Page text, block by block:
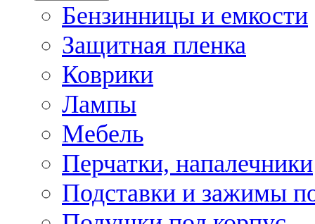
Бензинницы и емкости
Защитная пленка
Коврики
Лампы
Мебель
Перчатки, напалечники
Подставки и зажимы